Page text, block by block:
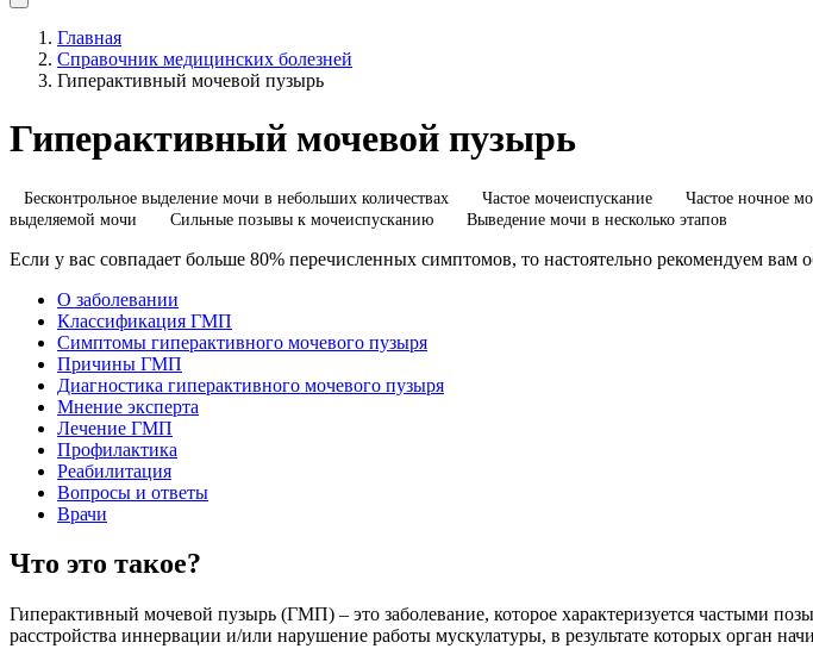
Главная
Справочник медицинских болезней
Гиперактивный мочевой пузырь
Гиперактивный мочевой пузырь
Бесконтрольное выделение мочи в небольших количествах Частое мочеиспускание Частое ночное
выделяемой мочи
Сильные позывы к мочеиспусканию Выведение мочи в несколько этапов
Если у вас совпадает больше 80% перечисленных симптомов, то настоятельно рекомендуем вам
О заболевании
Классификация ГМП
Симптомы гиперактивного мочевого пузыря
Причины ГМП
Диагностика гиперактивного мочевого пузыря
Мнение эксперта
Лечение ГМП
Профилактика
Реабилитация
Вопросы и ответы
Врачи
Что это такое?
Гиперактивный мочевой пузырь (ГМП) – это заболевание, которое характеризуется частыми
расстройства иннервации и/или нарушение работы мускулатуры, в результате которых орган